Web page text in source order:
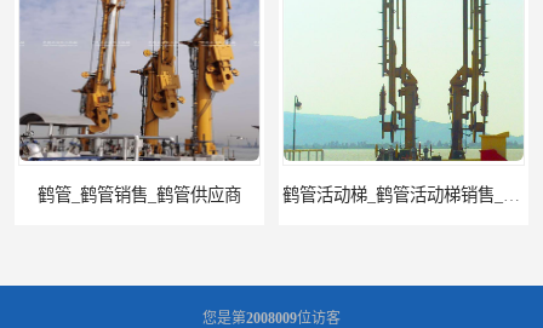
鹤管活动梯_鹤管活动梯销售_鹤管活动梯供应商
您是第2008009位访客